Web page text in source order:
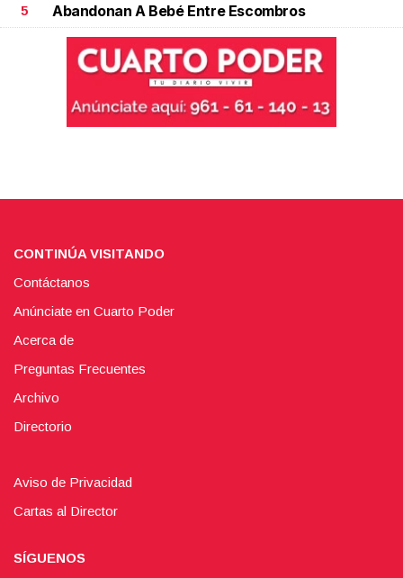
5 Abandonan A Bebé Entre Escombros
CONTINÚA VISITANDO
Contáctanos
Anúnciate en Cuarto Poder
Acerca de
Preguntas Frecuentes
Archivo
Directorio
Aviso de Privacidad
Cartas al Director
SÍGUENOS